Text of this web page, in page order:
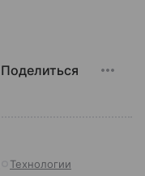
Поделиться
Технологии